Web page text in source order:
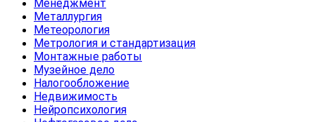
Менеджмент
Металлургия
Метеорология
Метрология и стандартизация
Монтажные работы
Музейное дело
Налогообложение
Недвижимость
Нейропсихология